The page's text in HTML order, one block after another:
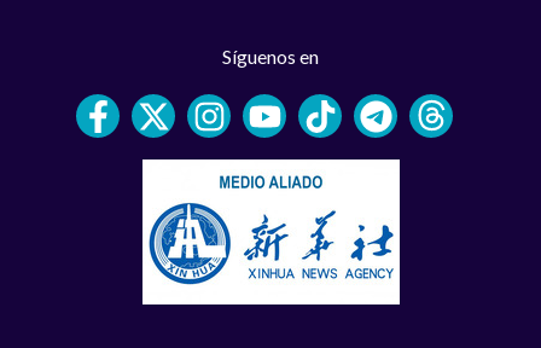
Síguenos en